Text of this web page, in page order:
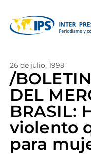
26 de julio, 1998
/
DEL
BRASIL:
violento
para